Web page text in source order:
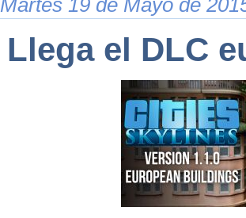
Martes 19 de Mayo de
Llega el DLC